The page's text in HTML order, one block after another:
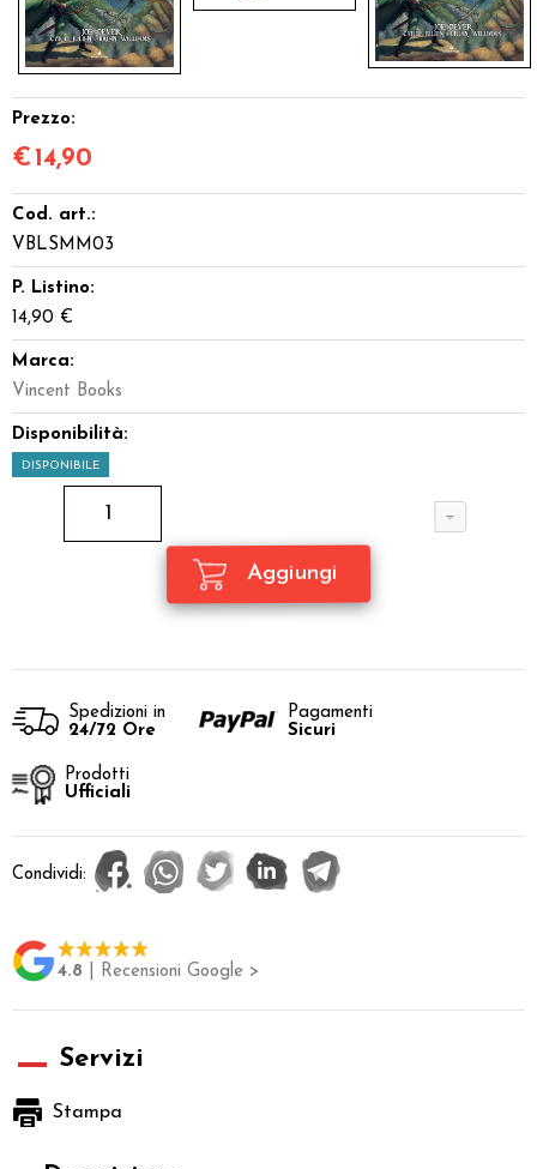
Prezzo:
€ 14,90
Cod. art.:
VBLSMM03
P. Listino:
14,90 €
Marca:
Vincent Books
Disponibilità:
DISPONIBILE
Spedizioni in
24/72 Ore
Pagamenti
Sicuri
Prodotti
Ufficiali
Condividi:
4.8 | Recensioni Google >
Servizi
Stampa